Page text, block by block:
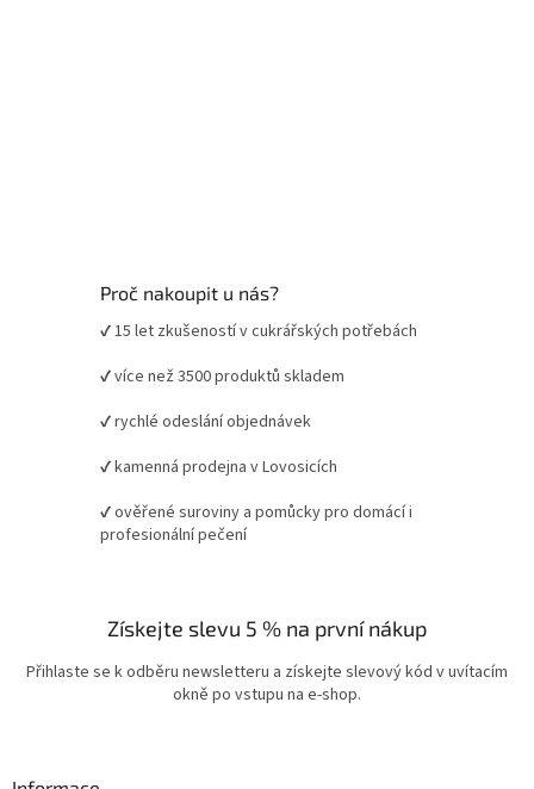
Proč nakoupit u nás?
✔ 15 let zkušeností v cukrářských potřebách
✔ více než 3500 produktů skladem
✔ rychlé odeslání objednávek
✔ kamenná prodejna v Lovosicích
✔ ověřené suroviny a pomůcky pro domácí i
profesionální pečení
Získejte slevu 5 % na první nákup
Přihlaste se k odběru newsletteru a získejte slevový kód v uvítacím
okně po vstupu na e-shop.